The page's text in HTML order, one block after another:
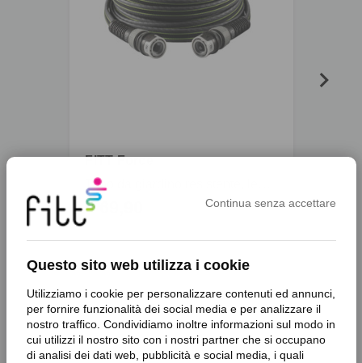
Continua senza accettare
Questo sito web utilizza i cookie
Utilizziamo i cookie per personalizzare contenuti ed annunci,
per fornire funzionalità dei social media e per analizzare il
nostro traffico. Condividiamo inoltre informazioni sul modo in
cui utilizzi il nostro sito con i nostri partner che si occupano
di analisi dei dati web, pubblicità e social media, i quali
FITT Force
€ 69,90
FITT
Da